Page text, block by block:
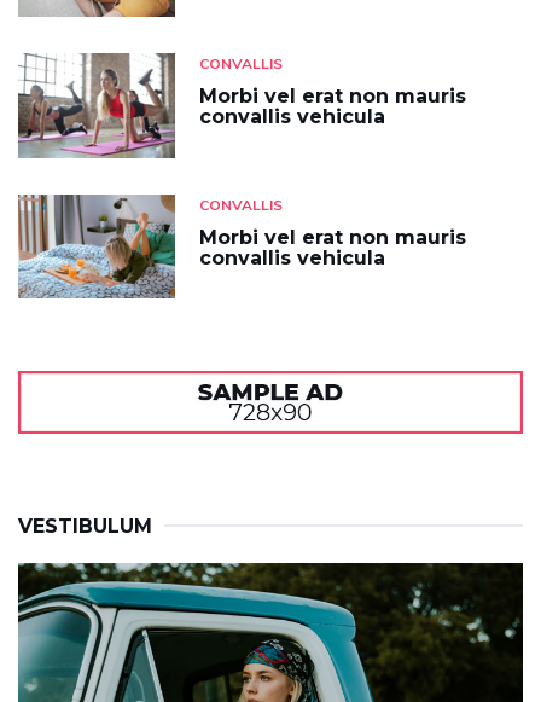
CONVALLIS
Morbi vel erat non mauris
convallis vehicula
CONVALLIS
Morbi vel erat non mauris
convallis vehicula
VESTIBULUM